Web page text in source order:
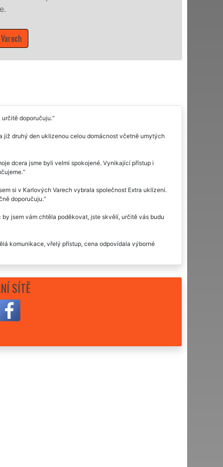
doporučuju.
již druhý den uklizenou celou domácnost včetně umytých
dcera jsme byli velmi spokojené. Vynikající přístup i
si v Karlových Varech vybrala společnost Extra uklízení.
doporučuju.
jsem vám chtěla poděkovat, jste skvělí, určitě vás budu
komunikace, vřelý přístup, cena odpovídala výborné
nádherně. Děkuji a doporučuji.
SÍTĚ